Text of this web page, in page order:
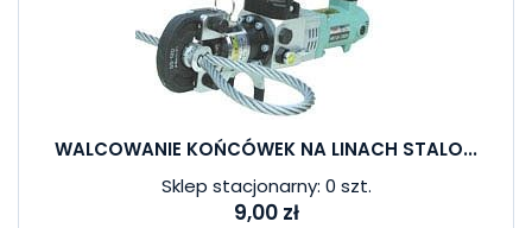
WALCOWANIE KOŃCÓWEK NA LINACH STALO...
Sklep stacjonarny: 0 szt.
9,00 zł